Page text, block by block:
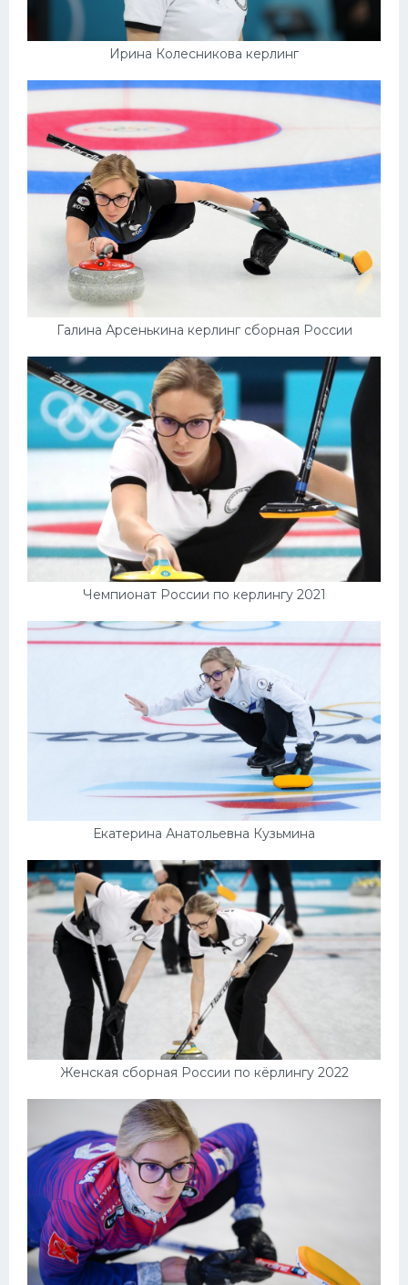
Ирина Колесникова керлинг
Галина Арсенькина керлинг сборная России
Чемпионат России по керлингу 2021
Екатерина Анатольевна Кузьмина
Женская сборная России по кёрлингу 2022